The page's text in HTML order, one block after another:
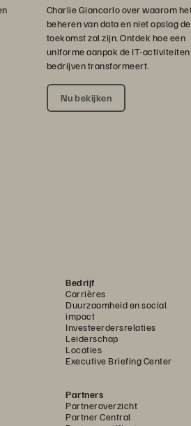
Charlie Giancarlo over waarom
beheren van data en niet opslag de
toekomst zal zijn. Ontdek hoe een
uniforme aanpak de IT-activiteiten
bedrijven transformeert.
Nu bekijken
Bedrijf
Carrières
Duurzaamheid en social
impact
Investeerdersrelaties
Leiderschap
Locaties
Executive Briefing Center
Partners
Partneroverzicht
Partner Central